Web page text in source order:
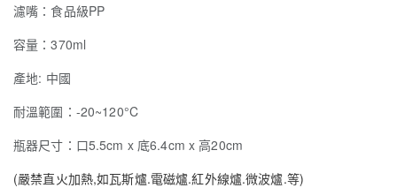
濾嘴：食品級PP
容量：370ml
產地: 中國
耐溫範圍：-20~120°C
瓶器尺寸：口5.5cm x 底6.4cm x 高20cm
(嚴禁直火加熱,如瓦斯爐.電磁爐.紅外線爐.微波爐.等)